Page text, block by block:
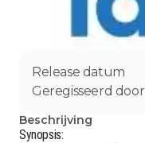
Release datum
Geregisseerd door
Beschrijving
Synopsis: